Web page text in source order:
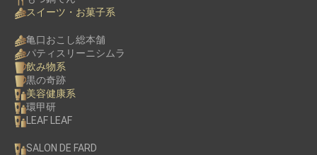
スイーツ・お菓子系
亀口おこし総本舗
パティスリーニシムラ
飲み物系
黒の奇跡
美容健康系
環甲研
LEAF LEAF
SALON DE FARD